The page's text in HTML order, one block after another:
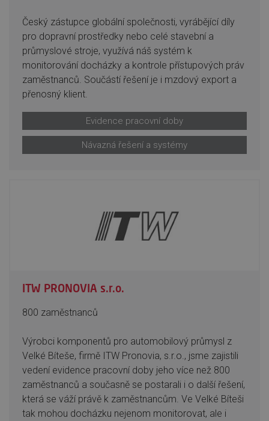
Český zástupce globální společnosti, vyrábějící díly
pro dopravní prostředky nebo celé stavební a
průmyslové stroje, využívá náš systém k
monitorování docházky a kontrole přístupových práv
zaměstnanců. Součástí řešení je i mzdový export a
přenosný klient.
Evidence pracovní doby
Návazná řešení a systémy
ITW PRONOVIA s.r.o.
800 zaměstnanců
Výrobci komponentů pro automobilový průmysl z
Velké Bíteše, firmě ITW Pronovia, s.r.o., jsme zajistili
vedení evidence pracovní doby jeho více než 800
zaměstnanců a současně se postarali i o další řešení,
která se váží právě k zaměstnancům. Ve Velké Bíteši
tak mohou docházku nejenom monitorovat, ale i